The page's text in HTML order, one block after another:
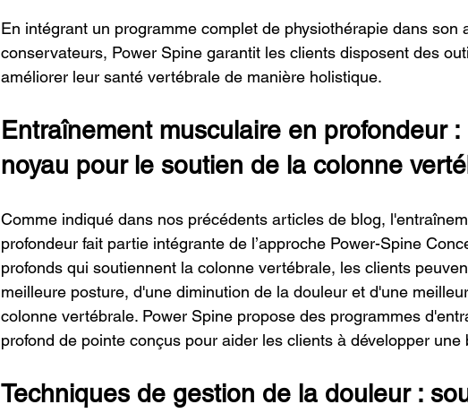
En intégrant un programme complet de physiothérapie dans son
conservateurs, Power Spine garantit les clients disposent des
améliorer leur santé vertébrale de manière holistique.
Entraînement musculaire en profondeur
noyau pour le soutien de la colonne
Comme indiqué dans nos précédents articles de blog,
profondeur fait partie intégrante de l’approche Power-Spine
profonds qui soutiennent la colonne vertébrale, les clients
meilleure posture, d'une diminution de la douleur et d'une
colonne vertébrale. Power Spine propose des programmes
profond de pointe conçus pour aider les clients à développer
Techniques de gestion de la douleur :